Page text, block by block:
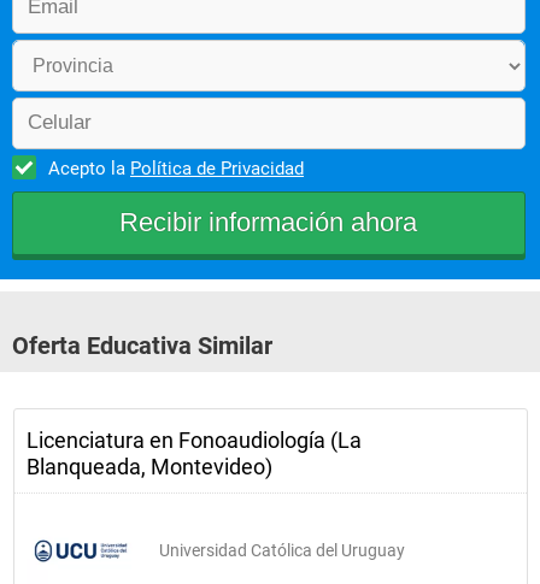
Acepto la Política de Privacidad
Oferta Educativa Similar
Licenciatura en Fonoaudiología (La
Blanqueada, Montevideo)
Universidad Católica del Uruguay